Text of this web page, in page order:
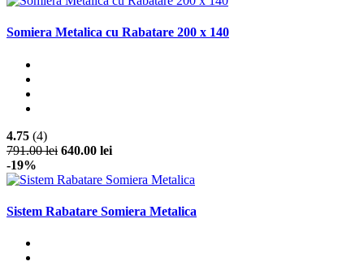
Somiera Metalica cu Rabatare 200 x 140
4.75 (4)
791.00 lei 640.00 lei
-19%
Sistem Rabatare Somiera Metalica